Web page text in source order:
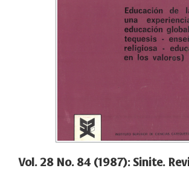
Vol. 28 No. 84 (1987): Sinite.